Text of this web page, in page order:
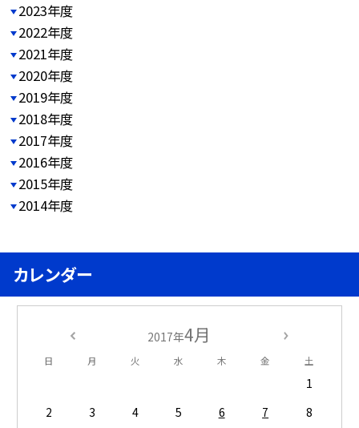
2023年度
2022年度
2021年度
2020年度
2019年度
2018年度
2017年度
2016年度
2015年度
2014年度
カレンダー
2017年4月
日 月 火 水 木 金 土
1
2
3 4 5 6 7
8